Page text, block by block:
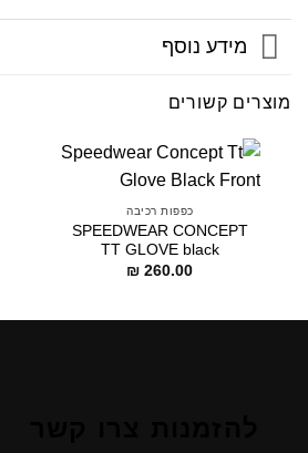
מידע נוסף
מוצרים קשורים
כפפות רכיבה
SPEEDWEAR CONCEPT
TT GLOVE black
₪ 260.00